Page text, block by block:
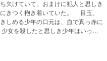
欠けていて、おまけに犯人と思しき
きつく抱き着いていた。 目玉、
しめる少年の口元は、血で真っ赤に
女を殺したと思しき少年はいった
のか。 それを探るために、少女
が――